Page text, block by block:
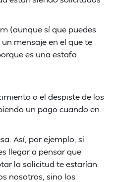
(aunque sí que puedes
mensaje en el que te
es una estafa.
o el despiste de los
un pago cuando en
Así, por ejemplo, si
llegar a pensar que
la solicitud te estarían
nosotros, sino los